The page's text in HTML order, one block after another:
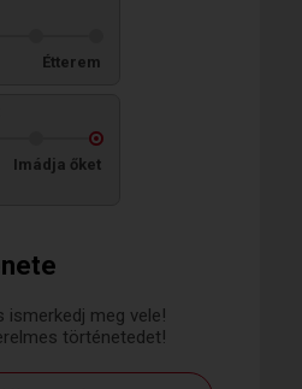
ismerkedj meg vele!
történetedet!
Étterem
Imádja őket